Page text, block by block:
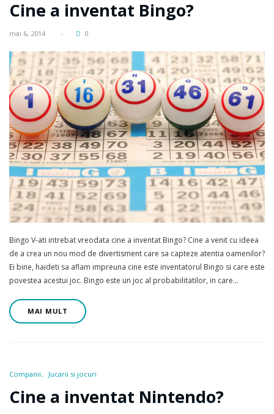
Cine a inventat Bingo?
mai 6, 2014 0
Bingo V-ati intrebat vreodata cine a inventat Bingo? Cine a venit cu ideea
de a crea un nou mod de divertisment care sa capteze atentia oamenilor?
Ei bine, haideti sa aflam impreuna cine este inventatorul Bingo si care este
povestea acestui joc. Bingo este un joc al probabilitatilor, in care…
MAI MULT
Companii Jucarii si jocuri
Cine a inventat Nintendo?